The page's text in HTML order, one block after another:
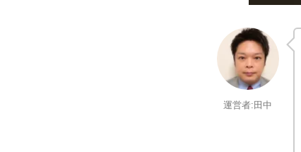
運営者:田中